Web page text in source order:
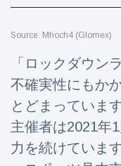
Lifestyle &
Health & Fitness
Travel & Adventure
Latest
Source: Mhoch4 (Glomex)
「ロックダウン
不確実性にもか
とどまっていま
主催者は2021年
力を続けていま